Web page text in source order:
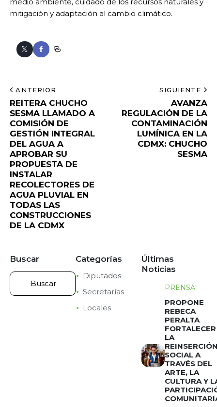
mitigación y adaptación al cambio climático.
ANTERIOR
REITERA CHUCHO
SESMA LLAMADO A
COMISIÓN DE
GESTIÓN INTEGRAL
DEL AGUA A
APROBAR SU
PROPUESTA DE
INSTALAR
RECOLECTORES DE
AGUA PLUVIAL EN
TODAS LAS
CONSTRUCCIONES
DE LA CDMX
SIGUIENTE
AVANZA
REGULACIÓN DE LA
CONTAMINACIÓN
LUMÍNICA EN LA
CDMX: CHUCHO
SESMA
Buscar Categorías
Diputados
Secretarías
Locales
Últimas
Noticias
PRENSA
PROPONE
REBECA
PERALTA
FORTALECER
LA
SOCIAL A
TRAVÉS DEL
ARTE, LA
CULTURA Y